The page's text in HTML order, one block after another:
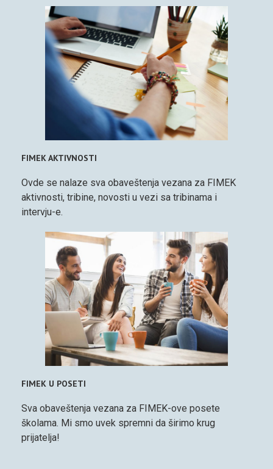
FIMEK AKTIVNOSTI
Ovde se nalaze sva obaveštenja vezana za FIMEK
aktivnosti, tribine, novosti u vezi sa tribinama i
intervju-e.
FIMEK U POSETI
Sva obaveštenja vezana za FIMEK-ove posete
školama. Mi smo uvek spremni da širimo krug
prijatelja!